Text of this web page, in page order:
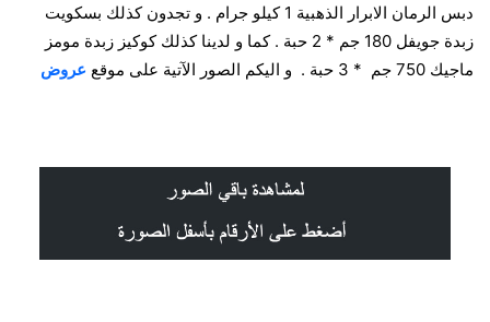
دبس الرمان الابرار الذهبية 1 كيلو جرام . و تجدون كذلك بسكويت
زبدة جويفل 180 جم * 2 حبة . كما و لدينا كذلك كوكيز زبدة مومز
ماجيك 750 جم * 3 حبة . و اليكم الصور الآتية على موقع
عروض